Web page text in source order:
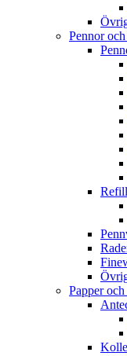
Pennor
Papper